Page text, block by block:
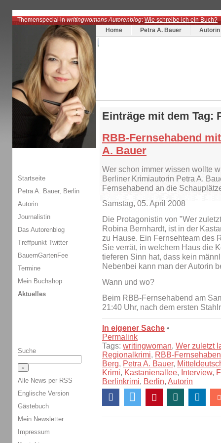
Themenspecial inwritingwomans Autorenblog:Wie schreibe ich ein Buch?
Home
Petra A. Bauer Autorin
Einträge mit dem Tag:
RBB-Fernsehabend
A. Bauer
Wer schon immer wissen wollte
Berliner Krimiautorin Petra A.
Fernsehabend an die
Samstag, 05. April 2008
Die Protagonistin von "Wer
Robina Bernhardt, ist in der
zu Hause. Ein Fernsehteam des
Sie verrät, in welchem Haus die
tieferen Sinn hat, dass kein
Nebenbei kann man der Autorin
Wann und wo?
Beim RBB-Fernsehabend am
21:40 Uhr, nach dem ersten
In eigener Sache •
Permalink
Tags: writingwoman, Wer zuletzt
Regionalkrimi, RBB-
Berg, Petra A. Bauer,
Krimi, Kastanienallee, Interview,
Berlinkrimi, Berlin, Autorin
Startseite
Petra A. Bauer, Berlin
Autorin
Journalistin
Das Autorenblog
Treffpunkt Twitter
BauernGartenFee
Termine
Mein Buchshop
Aktuelles
Suche
Alle News per RSS
Englische Version
Gästebuch
Mein Newsletter
Impressum